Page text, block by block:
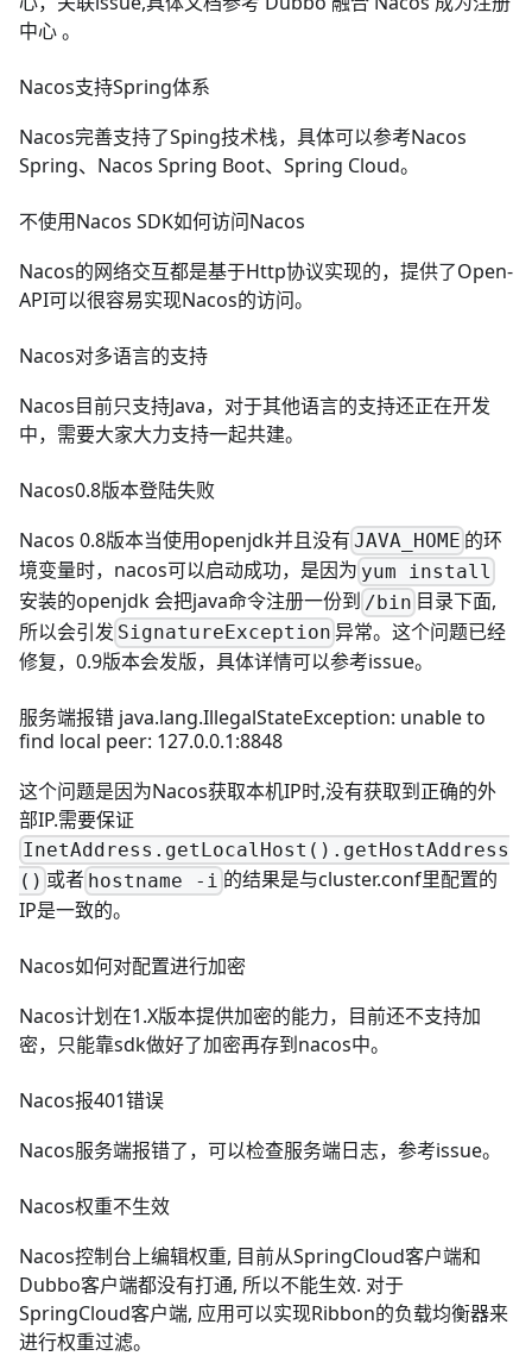
中心。
Nacos支持Spring体系
Nacos完善支持了Sping技术栈，具体可以参考Nacos
Spring、 Nacos Spring Boot、 Spring Cloud。
不使用Nacos SDK如何访问Nacos
Nacos的网络交互都是基于Http协议实现的，提供了Open-
API可以很容易实现Nacos的访问。
Nacos对多语言的支持
Nacos目前只支持Java，对于其他语言的支持还正在开发
中，需要大家大力支持一起共建。
Nacos0.8版本登陆失败
Nacos 0.8版本当使用openjdk并且没有 JAVA_HOME 的环
境变量时，nacos可以启动成功，是因为 yum install
安装的openjdk 会把java命令注册一份到 /bin 目录下面,
所以会引发 SignatureException 异常。这个问题已经
修复，0.9版本会发版，具体详情可以参考issue。
服务端报错 java.lang.IllegalStateException: unable to
find local peer: 127.0.0.1:8848
这个问题是因为Nacos获取本机IP时,没有获取到正确的外
部IP.需要保证
InetAddress.getLocalHost().getHostAddress
() 或者 hostname -i 的结果是与cluster.conf里配置的
IP是一致的。
Nacos如何对配置进行加密
Nacos计划在1.X版本提供加密的能力，目前还不支持加
密，只能靠sdk做好了加密再存到nacos中。
Nacos报401错误
Nacos服务端报错了，可以检查服务端日志，参考issue。
Nacos权重不生效
Nacos控制台上编辑权重, 目前从SpringCloud客户端和
Dubbo客户端都没有打通, 所以不能生效. 对于
SpringCloud客户端, 应用可以实现Ribbon的负载均衡器来
进行权重过滤。